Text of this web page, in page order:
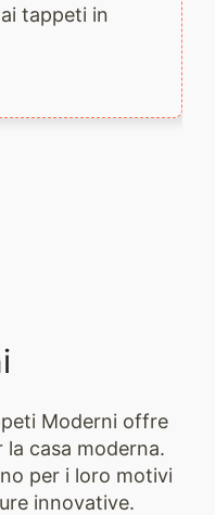
tappeti in
Moderni offre
casa moderna.
per i loro motivi
innovative.